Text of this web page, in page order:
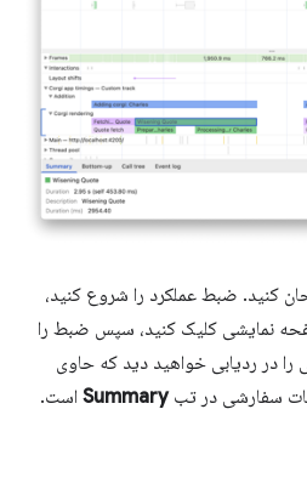
کنید. ضبط عملکرد را شروع کنید،
نمایشی کلیک کنید، سپس ضبط را
در ردیابی خواهید دید که حاوی
سفارشی در تبSummary است.